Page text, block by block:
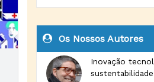
Os Nossos Autores
Inovação